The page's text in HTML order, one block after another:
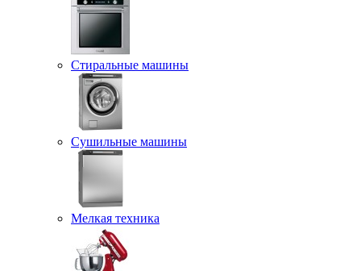
Стиральные машины
Сушильные машины
Мелкая техника